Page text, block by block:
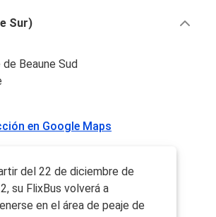
Sur)
Beaune Sud
en Google Maps
del 22 de diciembre de
su FlixBus volverá a
en el área de peaje de